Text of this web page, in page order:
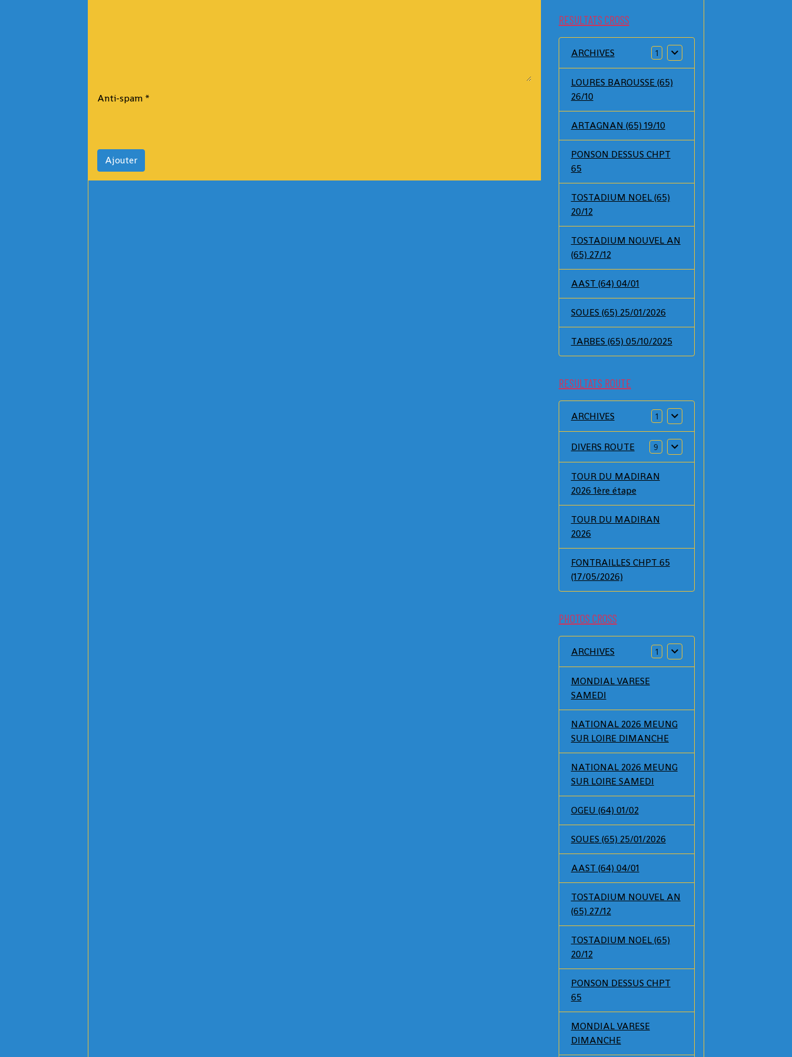
Anti-spam
Ajouter
RESULTATS CROSS
ARCHIVES 1
LOURES BAROUSSE (65)
26/10
ARTAGNAN (65) 19/10
PONSON DESSUS CHPT
65
TOSTADIUM NOEL (65)
20/12
TOSTADIUM NOUVEL AN
(65) 27/12
AAST (64) 04/01
SOUES (65) 25/01/2026
TARBES (65) 05/10/2025
RESULTATS ROUTE
ARCHIVES 1
DIVERS ROUTE 9
TOUR DU MADIRAN
2026 1ère étape
TOUR DU MADIRAN
2026
FONTRAILLES CHPT 65
(17/05/2026)
PHOTOS CROSS
ARCHIVES 1
MONDIAL VARESE
SAMEDI
NATIONAL 2026 MEUNG
SUR LOIRE DIMANCHE
NATIONAL 2026 MEUNG
SUR LOIRE SAMEDI
OGEU (64) 01/02
SOUES (65) 25/01/2026
AAST (64) 04/01
TOSTADIUM NOUVEL AN
(65) 27/12
TOSTADIUM NOEL (65)
20/12
PONSON DESSUS CHPT
65
MONDIAL VARESE
DIMANCHE